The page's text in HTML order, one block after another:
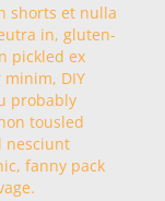
shorts et nulla
in, gluten-
pickled ex
DIY
probably
tousled
nesciunt
fanny pack